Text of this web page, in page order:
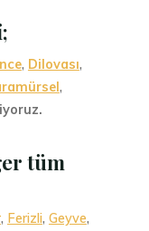
;
, Dilovası,
,
tüm
, Ferizli,Geyve,